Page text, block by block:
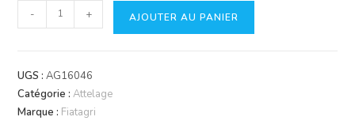
quantité
de
oscillante
de
traction
- + AJOUTER AU PANIER
UGS :AG16046
Catégorie :Attelage
Marque : Fiatagri